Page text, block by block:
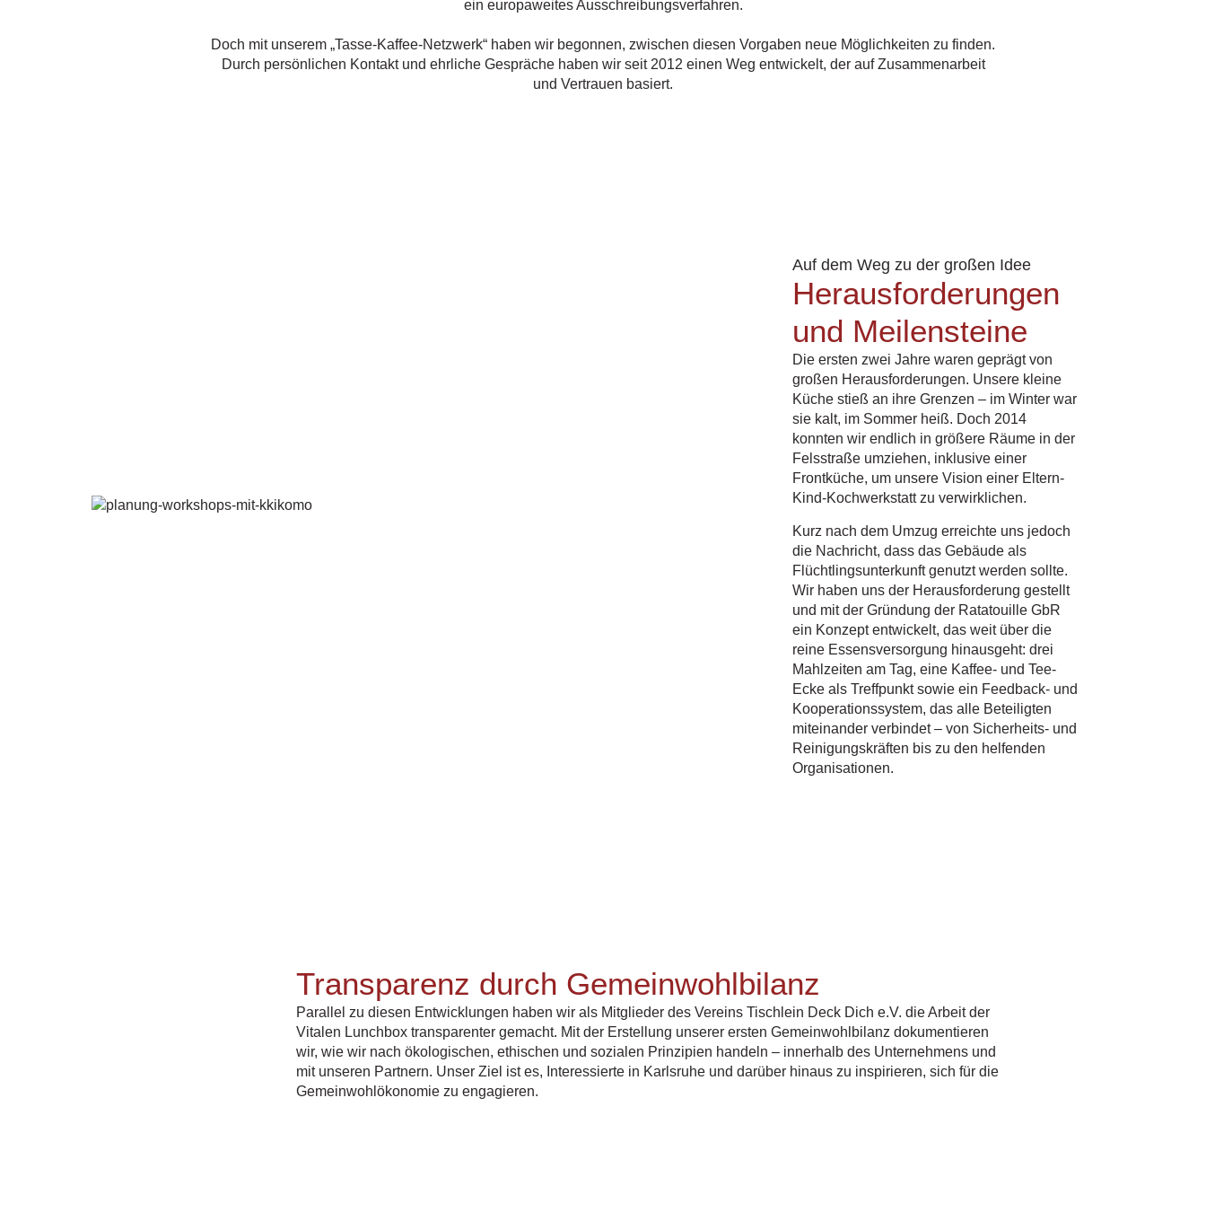
ein europaweites Ausschreibungsverfahren.
Doch mit unserem „Tasse-Kaffee-Netzwerk“ haben wir begonnen, zwischen diesen Vorgaben neue Möglichkeiten zu finden.
Durch persönlichen Kontakt und ehrliche Gespräche haben wir seit 2012 einen Weg entwickelt, der auf Zusammenarbeit
und Vertrauen basiert.
Auf dem Weg zu der großen Idee
Herausforderungen
und Meilensteine
Die ersten zwei Jahre waren geprägt von
großen Herausforderungen. Unsere kleine
Küche stieß an ihre Grenzen – im Winter war
sie kalt, im Sommer heiß. Doch 2014
konnten wir endlich in größere Räume in der
Felsstraße umziehen, inklusive einer
Frontküche, um unsere Vision einer Eltern-
Kind-Kochwerkstatt zu verwirklichen.
Kurz nach dem Umzug erreichte uns jedoch
die Nachricht, dass das Gebäude als
Flüchtlingsunterkunft genutzt werden sollte.
Wir haben uns der Herausforderung gestellt
und mit der Gründung der Ratatouille GbR
ein Konzept entwickelt, das weit über die
reine Essensversorgung hinausgeht: drei
Mahlzeiten am Tag, eine Kaffee- und Tee-
Ecke als Treffpunkt sowie ein Feedback- und
Kooperationssystem, das alle Beteiligten
miteinander verbindet – von Sicherheits- und
Reinigungskräften bis zu den helfenden
Organisationen.
Transparenz durch Gemeinwohlbilanz
Parallel zu diesen Entwicklungen haben wir als Mitglieder des Vereins Tischlein Deck Dich e.V. die Arbeit der
Vitalen Lunchbox transparenter gemacht. Mit der Erstellung unserer ersten Gemeinwohlbilanz dokumentieren
wir, wie wir nach ökologischen, ethischen und sozialen Prinzipien handeln – innerhalb des Unternehmens und
mit unseren Partnern. Unser Ziel ist es, Interessierte in Karlsruhe und darüber hinaus zu inspirieren, sich für die
Gemeinwohlökonomie zu engagieren.